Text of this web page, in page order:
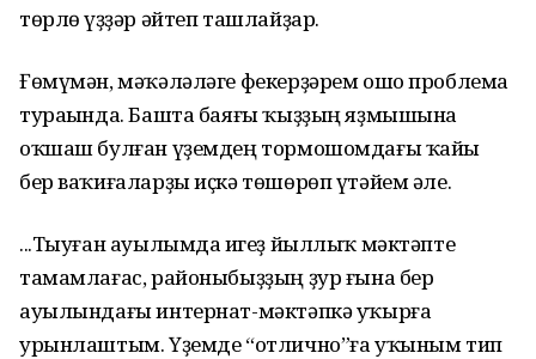
төрлө һүҙҙәр әйтеп ташлайҙар.
Ғөмүмән, мәҡәләләге фекерҙәрем ошо проблема
тураһында. Башта баяғы ҡыҙҙың яҙмышына
оҡшаш булған үҙемдең тормошомдағы ҡайһы
бер ваҡиғаларҙы иҫкә төшөрөп үтәйем әле.
...Тыуған ауылымда һигеҙ йыллыҡ мәктәпте
тамамлағас, районыбыҙҙың ҙур ғына бер
ауылындағы интернат-мәктәпкә уҡырға
урынлаштым. Үҙемде “отлично”ға уҡыным тип